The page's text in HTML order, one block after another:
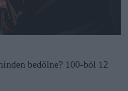
bedőlne? 100-ból 12